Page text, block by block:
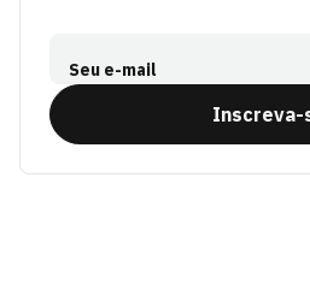
Seu e-mail
Inscreva-